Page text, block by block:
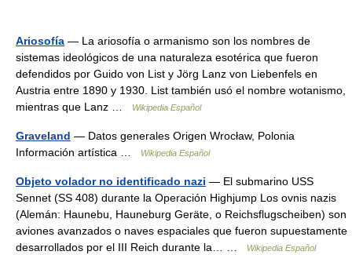
Ariosofía — La ariosofía o armanismo son los nombres de
sistemas ideológicos de una naturaleza esotérica que fueron
defendidos por Guido von List y Jörg Lanz von Liebenfels en
Austria entre 1890 y 1930. List también usó el nombre wotanismo,
mientras que Lanz …
Wikipedia Español
Graveland — Datos generales Origen Wrocław, Polonia
Información artística …
Wikipedia Español
Objeto volador no identificado nazi — El submarino USS
Sennet (SS 408) durante la Operación Highjump Los ovnis nazis
(Alemán: Haunebu, Hauneburg Geräte, o Reichsflugscheiben) son
aviones avanzados o naves espaciales que fueron supuestamente
desarrollados por el III Reich durante la… …
Wikipedia Español